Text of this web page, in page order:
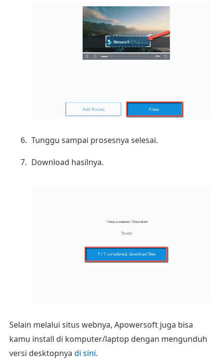
Tunggu sampai prosesnya selesai.
Download hasilnya.
Selain melalui situs webnya, Apowersoft juga bisa
kamu install di komputer/laptop dengan mengunduh
versi desktopnya di sini.